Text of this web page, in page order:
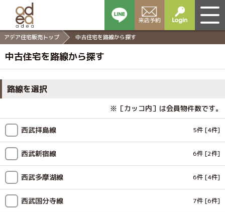
アデア住宅販売トップ 中古住宅を路線から探す
中古住宅を路線から探す
路線を選択
※［カッコ内］は会員物件数です。
西武拝島線 5件 [4件]
西武新宿線 6件 [2件]
西武多摩湖線 6件 [4件]
西武国分寺線 7件 [6件]